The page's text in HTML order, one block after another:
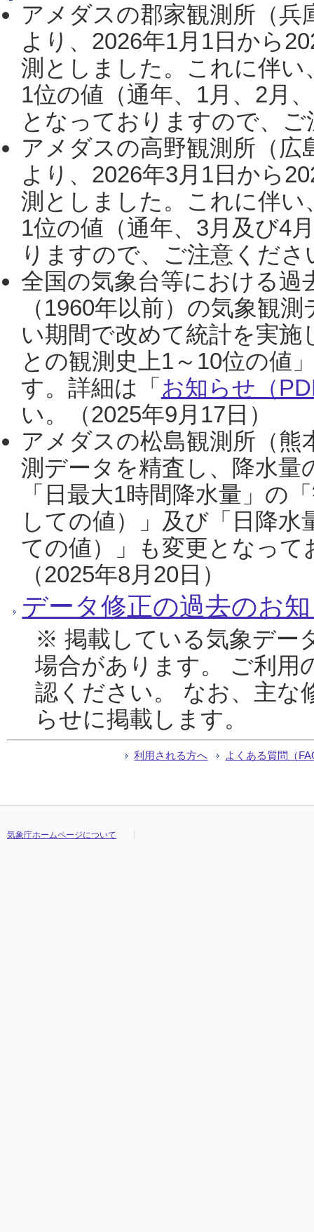
アメダスの郡家観測所（
より、2026年1月1日から
測としました。これに伴い
1位の値（通年、1月、2月
となっておりますので、
アメダスの高野観測所（
より、2026年3月1日から
測としました。これに伴い
1位の値（通年、3月及び4
りますので、ご注意くだ
全国の気象台等における過
（1960年以前）の気象観
い期間で改めて統計を実
との観測史上1～10位の値
す。詳細は「 お知らせ（
い。（2025年9月17日）
アメダスの松島観測所（熊
測データを精査し、降水
「日最大1時間降水量」の
しての値）」及び「日降
ての値）」も変更となっ
（2025年8月20日）
データ修正の過去のお
※ 掲載している気象デー
場合があります。 ご利用
認ください。 なお、主な
らせに掲載します。
利用される方へ よくある質問（
気象庁ホームページについて